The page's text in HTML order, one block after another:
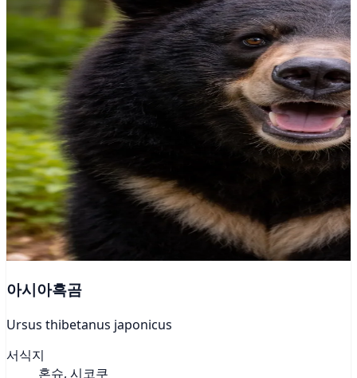
아시아흑곰
Ursus thibetanus japonicus
서식지
혼슈, 시코쿠